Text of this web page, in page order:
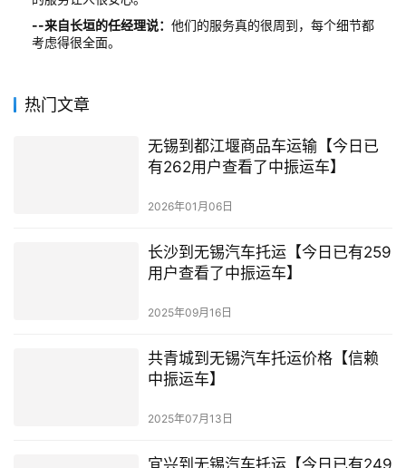
--来自长垣的任经理说： 他们的服务真的很周到，每个细节都
考虑得很全面。
热门文章
无锡到都江堰商品车运输【今日已
有262用户查看了中振运车】
2026年01月06日
长沙到无锡汽车托运【今日已有259
用户查看了中振运车】
2025年09月16日
共青城到无锡汽车托运价格【信赖
中振运车】
2025年07月13日